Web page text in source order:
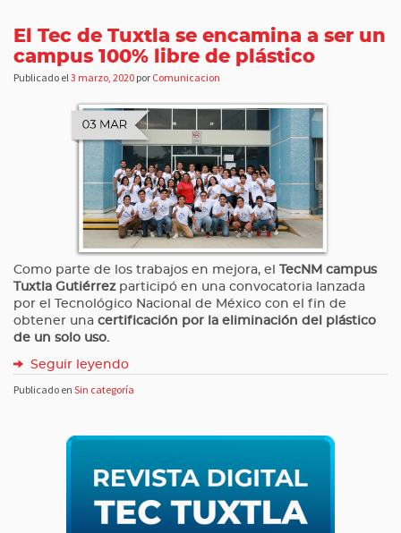
El Tec de Tuxtla se encamina a ser un
campus 100% libre de plástico
Publicado el3 marzo, 2020 por Comunicacion
Como parte de los trabajos en mejora, el
TecNM campus
Tuxtla Gutiérrez participó en una convocatoria lanzada
por el Tecnológico Nacional de México con el fin de
obtener una certificación por la eliminación del plástico
de un solo uso.
Seguir leyendo
Publicado en Sin categoría